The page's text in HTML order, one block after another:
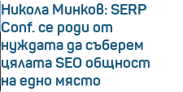
Никола Минков: SERP
Conf. се роди от
нуждата да съберем
цялата SEO общност
на едно място